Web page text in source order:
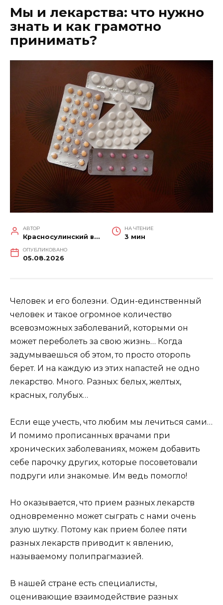
Мы и лекарства: что нужно
знать и как грамотно
принимать?
АВТОР
Красносулинский вестник
НА ЧТЕНИЕ
3 мин
ОПУБЛИКОВАНО
05.08.2026
Человек и его болезни. Один-единственный
человек и такое огромное количество
всевозможных заболеваний, которыми он
может переболеть за свою жизнь… Когда
задумываешься об этом, то просто оторопь
берет. И на каждую из этих напастей не одно
лекарство. Много. Разных: белых, желтых,
красных, голубых…
Если еще учесть, что любим мы лечиться сами…
И помимо прописанных врачами при
хронических заболеваниях, можем добавить
себе парочку других, которые посоветовали
подруги или знакомые. Им ведь помогло!
Но оказывается, что прием разных лекарств
одновременно может сыграть с нами очень
злую шутку. Потому как прием более пяти
разных лекарств приводит к явлению,
называемому полипрагмазией.
В нашей стране есть специалисты,
оценивающие взаимодействие разных